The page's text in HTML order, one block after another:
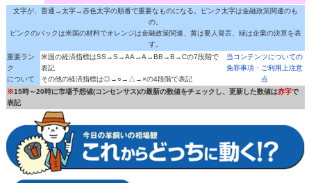
文字が、普通→太字→赤色太字の順番で重要なものになる。ピンク太字は金融政策関連のも
の。
ピンクのバックは米国の材料でオレンジは金融政策関連、黄は要人発言、緑は企業の決算を表
す。
重要ラン
ク
について
米国の経済指標はSS→S→AA→A→BB→B→Cの7段階で
表記
その他の経済指標は◎→○→△→×の4段階で表記
当コンテンツについての
免罪事項・ご利用上注意
点
※15時～20時に市場予想値(コンセンサス)の最新の数値をチェックし、更新した数値は赤字で
表記